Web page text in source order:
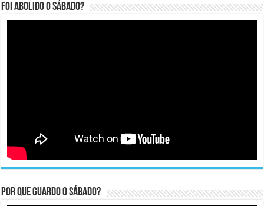
Foi abolido o sábado?
Por que guardo o Sábado?